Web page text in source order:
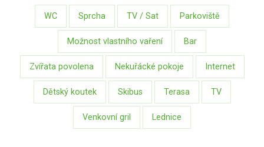
WC Sprcha TV / Sat Parkoviště
Možnost vlastního vaření Bar
Zvířata povolena Nekuřácké pokoje Internet
Dětský koutek Skibus Terasa TV
Venkovní gril Lednice